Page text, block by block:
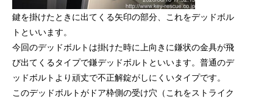
鍵を掛けたときに出てくる矢印の部分、これをデッドボル
トといいます。
今回のデッドボルトは掛けた時に上向きに鎌状の金具が飛
び出てくるタイプで鎌デッドボルトといいます。普通のデ
ッドボルトより頑丈で不正解錠がしにくいタイプです。
このデッドボルトがドア枠側の受け穴（これをストライク